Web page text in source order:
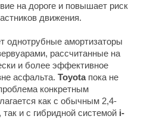
на дороге и повышает риск
движения.
однотрубные амортизаторы
рассчитанные на
и более эффективное
асфальта. Toyotaпока не
конкретным
как с обычным 2,4-
и с гибридной системой i-